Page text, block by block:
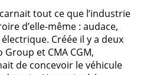
tout ce que l’industrie
d’elle-même : audace,
Créée il y a deux
et CMA CGM,
de concevoir le véhicule